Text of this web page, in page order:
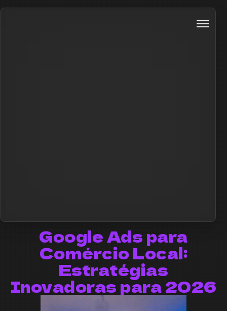
Google Ads para
Comércio Local:
Estratégias
Inovadoras para 2026